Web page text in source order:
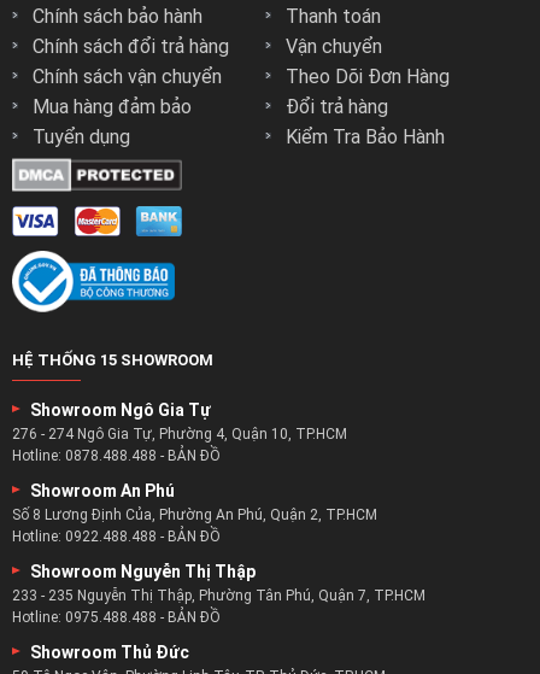
Chính sách bảo hành
Chính sách đổi trả hàng
Chính sách vận chuyển
Mua hàng đảm bảo
Tuyển dụng
Thanh toán
Vận chuyển
Theo Dõi Đơn Hàng
Đổi trả hàng
Kiểm Tra Bảo Hành
HỆ THỐNG 15 SHOWROOM
Showroom Ngô Gia Tự
276 - 274 Ngô Gia Tự, Phường 4, Quận 10, TP.HCM
Hotline: 0878.488.488 - BẢN ĐỒ
Showroom An Phú
Số 8 Lương Định Của, Phường An Phú, Quận 2, TP.HCM
Hotline: 0922.488.488 - BẢN ĐỒ
Showroom Nguyễn Thị Thập
233 - 235 Nguyễn Thị Thập, Phường Tân Phú, Quận 7, TP.HCM
Hotline: 0975.488.488 - BẢN ĐỒ
Showroom Thủ Đức